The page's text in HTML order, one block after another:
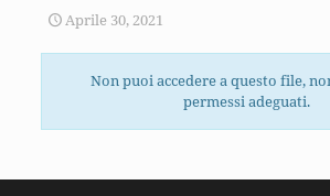
Aprile 30, 2021
Non puoi accedere a questo file,
permessi adeguati.